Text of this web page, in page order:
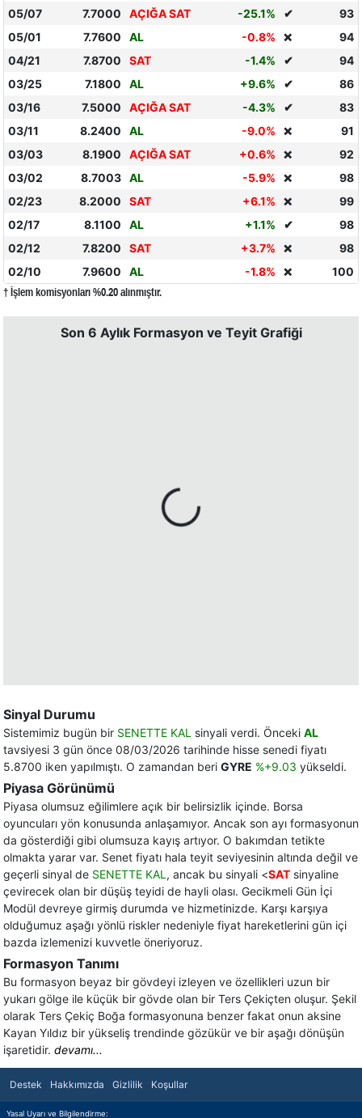
05/07
7.7000 AÇIĞA SAT -25.1% ✔
93
05/01
7.7600 AL -0.8% ❌
94
04/21
7.8700 SAT -1.4% ✔
94
03/25
7.1800 AL +9.6% ✔
86
03/16
7.5000 AÇIĞA SAT -4.3% ✔
83
03/11
8.2400 AL -9.0% ❌
91
03/03
8.1900 AÇIĞA SAT +0.6% ❌
92
03/02
8.7003 AL -5.9% ❌
98
02/23
8.2000 SAT +6.1% ❌
99
02/17
8.1100 AL +1.1% ✔
98
02/12
7.8200 SAT +3.7% ❌
98
02/10
7.9600 AL -1.8% ❌ 100
† İşlem komisyonları %0.20 alınmıştır.
Son 6 Aylık Formasyon ve Teyit Grafiği
Sinyal Durumu
Sistemimiz bugün bir SENETTE KAL sinyali verdi. Önceki AL
tavsiyesi 3 gün önce 08/03/2026 tarihinde hisse senedi fiyatı
5.8700 iken yapılmıştı. O zamandan beri GYRE %+9.03 yükseldi.
Piyasa Görünümü
Piyasa olumsuz eğilimlere açık bir belirsizlik içinde. Borsa
oyuncuları yön konusunda anlaşamıyor. Ancak son ayı formasyonun
da gösterdiği gibi olumsuza kayış artıyor. O bakımdan tetikte
olmakta yarar var. Senet fiyatı hala teyit seviyesinin altında değil ve
geçerli sinyal de SENETTE KAL , ancak bu sinyali <SAT sinyaline
çevirecek olan bir düşüş teyidi de hayli olası. Gecikmeli Gün İçi
Modül devreye girmiş durumda ve hizmetinizde. Karşı karşıya
olduğumuz aşağı yönlü riskler nedeniyle fiyat hareketlerini gün içi
bazda izlemenizi kuvvetle öneriyoruz.
Formasyon Tanımı
Bu formasyon beyaz bir gövdeyi izleyen ve özellikleri uzun bir
yukarı gölge ile küçük bir gövde olan bir Ters Çekiçten oluşur. Şekil
olarak Ters Çekiç Boğa formasyonuna benzer fakat onun aksine
Kayan Yıldız bir yükseliş trendinde gözükür ve bir aşağı dönüşün
işaretidir. devamı...
Destek Hakkımızda Gizlilik Koşullar
Yasal Uyarı ve Bilgilendirme: